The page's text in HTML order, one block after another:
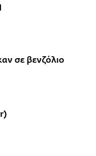
σε βενζόλιο